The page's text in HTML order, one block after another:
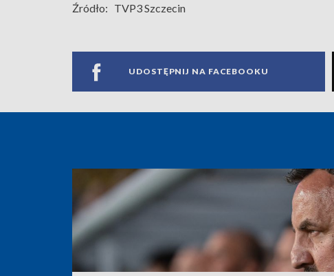
Źródło: TVP3 Szczecin
UDOSTĘPNIJ NA FACEBOOKU